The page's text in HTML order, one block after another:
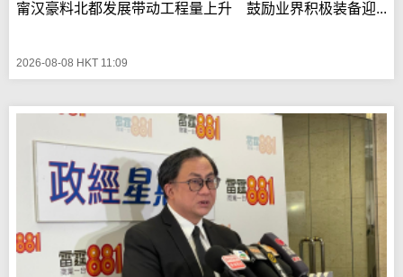
甯汉豪料北都发展带动工程量上升 鼓励业界积极装备迎...
2026-08-08 HKT 11:09